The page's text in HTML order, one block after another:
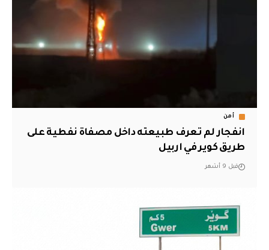
أمن
انفجار لم تعرف طبيعته داخل مصفاة نفطية على
طريق كوير في اربيل
قبل 9 أشهر